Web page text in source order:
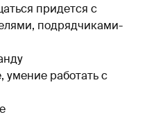
придется с
подрядчиками-
работать с